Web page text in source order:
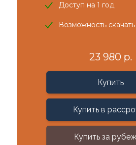
Доступ на 1 год
Возможность скачать
23 980 р.
Купить
Купить в
Купить за